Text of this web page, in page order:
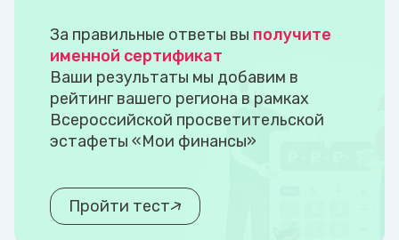
За правильные ответы вы получите
именной сертификат
Ваши результаты мы добавим в
рейтинг вашего региона в рамках
Всероссийской просветительской
эстафеты «Мои финансы»
Пройти тест